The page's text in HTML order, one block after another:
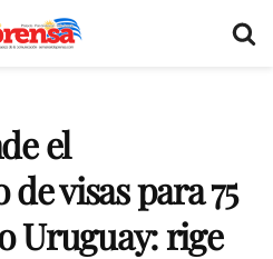
el
visas para 75
Uruguay: rige